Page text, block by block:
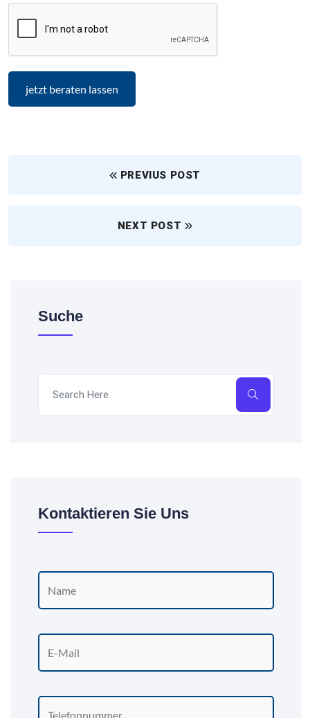
PREVIUS POST
NEXT POST
Suche
Kontaktieren Sie Uns